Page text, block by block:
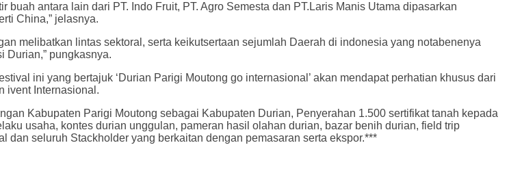
antara lain dari PT. Indo Fruit, PT. Agro Semesta dan PT.Laris Manis Utama dipasarkan
China,” jelasnya.
melibatkan lintas sektoral, serta keikutsertaan sejumlah Daerah di indonesia yang notabenenya
Durian,” pungkasnya.
ini yang bertajuk ‘Durian Parigi Moutong go internasional’ akan mendapat perhatian khusus dari
ivent Internasional.
Kabupaten Parigi Moutong sebagai Kabupaten Durian, Penyerahan 1.500 sertifikat tanah kepada
usaha, kontes durian unggulan, pameran hasil olahan durian, bazar benih durian, field trip
seluruh Stackholder yang berkaitan dengan pemasaran serta ekspor.***